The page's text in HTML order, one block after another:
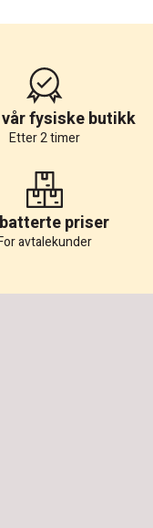
fysiske butikk
Etter 2 timer
priser
avtalekunder